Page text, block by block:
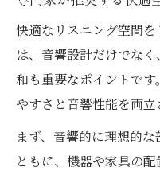
快適なリスニング空間
は、音響設計だけでな
和も重要なポイントで
やすさと音響性能を両立
まず、音響的に理想的
ともに、機器や家具の配